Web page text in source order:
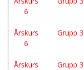
6
Årskurs
6
Grupp 3
Årskurs
Grupp 3